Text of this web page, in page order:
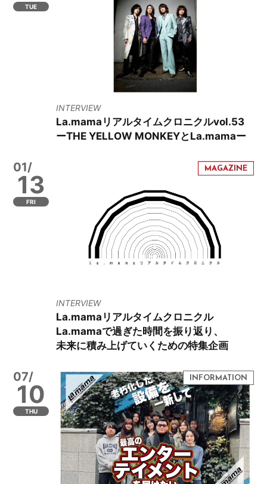
TUE
INTERVIEW
La.mamaリアルタイムクロニクルvol.53
ーTHE YELLOW MONKEYとLa.mamaー
01/
13
FRI
INTERVIEW
La.mamaリアルタイムクロニクル
La.mamaで過ぎた時間を振り返り、
未来に積み上げていくための特集企画
07/
10
THU